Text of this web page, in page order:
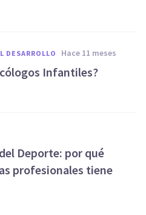
DESARROLLO hace 11 meses
Infantiles?
Deporte: por qué
profesionales tiene